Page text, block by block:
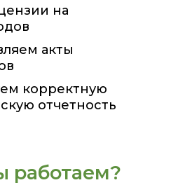
на
акты
корректную
отчетность
работаем?